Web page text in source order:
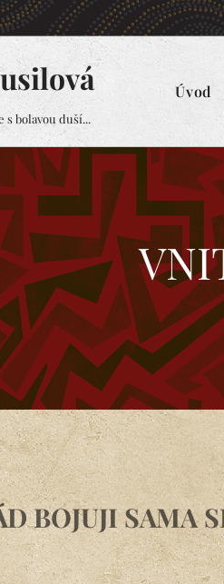
s bolavou duší...
Úvod
BOJUJI SAMA